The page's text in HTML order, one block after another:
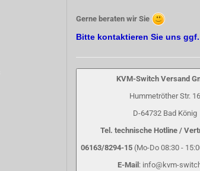
Gerne beraten wir Sie
Bitte kontaktieren Sie uns
KVM-Switch Versand
Hummetröther Str. 16
D-64732 Bad König
Tel. technische Hotline /
06163/8294-15 (Mo-Do 08:30 -
E-Mail : info@kvm-